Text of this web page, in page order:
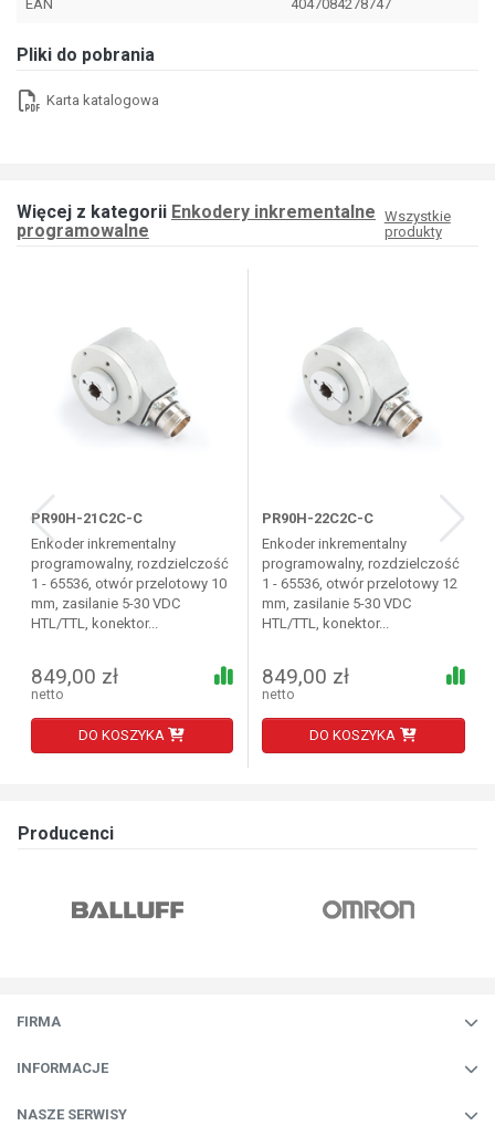
EAN 4047084278747
Pliki do pobrania
Karta katalogowa
Więcej z kategorii Enkodery inkrementalne
programowalne
Wszystkie
produkty
PR90H-21C2C-C
Enkoder inkrementalny
programowalny, rozdzielczość
1 - 65536, otwór przelotowy 10
mm, zasilanie 5-30 VDC
HTL/TTL, konektor...
849,00 zł
netto
DO KOSZYKA
PR90H-22C2C-C
Enkoder inkrementalny
programowalny, rozdzielczość
1 - 65536, otwór przelotowy 12
mm, zasilanie 5-30 VDC
HTL/TTL, konektor...
849,00 zł
netto
DO KOSZYKA
Producenci
FIRMA
INFORMACJE
NASZE SERWISY